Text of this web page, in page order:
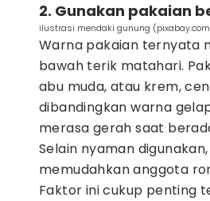
2. Gunakan pakaian
ilustrasi mendaki gunung
Warna pakaian ternyata
bawah terik matahari.
abu muda, atau krem,
dibandingkan warna
merasa gerah saat
Selain nyaman
memudahkan anggota
Faktor ini cukup penting